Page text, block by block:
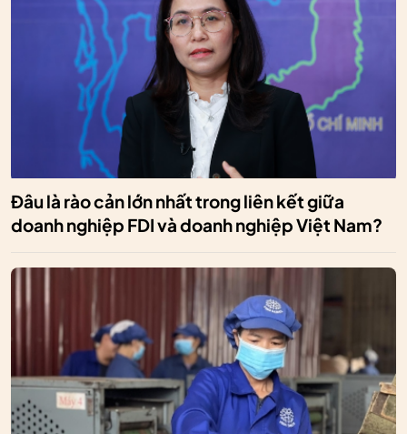
Đâu là rào cản lớn nhất trong liên kết giữa
doanh nghiệp FDI và doanh nghiệp Việt Nam?